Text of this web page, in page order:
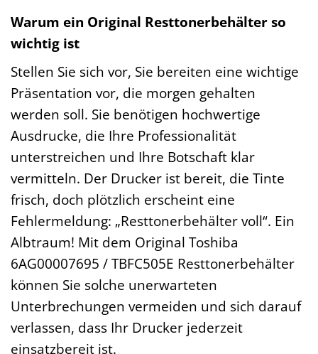
Warum ein Original Resttonerbehälter so
wichtig ist
Stellen Sie sich vor, Sie bereiten eine wichtige
Präsentation vor, die morgen gehalten
werden soll. Sie benötigen hochwertige
Ausdrucke, die Ihre Professionalität
unterstreichen und Ihre Botschaft klar
vermitteln. Der Drucker ist bereit, die Tinte
frisch, doch plötzlich erscheint eine
Fehlermeldung: „Resttonerbehälter voll“. Ein
Albtraum! Mit dem Original Toshiba
6AG00007695 / TBFC505E Resttonerbehälter
können Sie solche unerwarteten
Unterbrechungen vermeiden und sich darauf
verlassen, dass Ihr Drucker jederzeit
einsatzbereit ist.